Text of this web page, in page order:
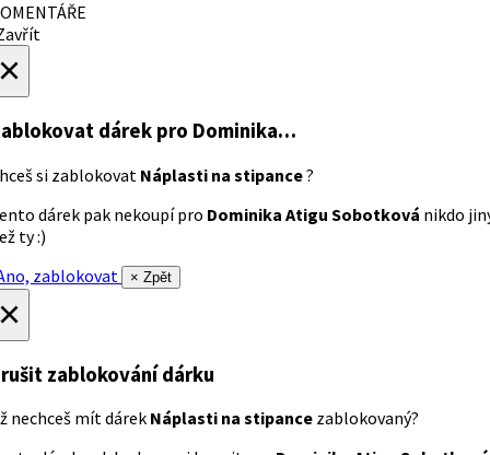
dárek pro Dominika…
si zablokovat Náplasti na stipance?
dárek pak nekoupí pro Dominika Atigu Sobotková nikdo
ty :)
zablokovat
× Zpět
zablokování dárku
nechceš mít dárek Náplasti na stipance zablokovaný?